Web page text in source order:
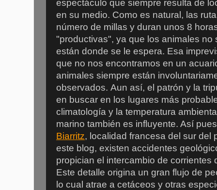
espectáculo que siempre resulta de
en su medio. Como es natural, las
número de millas y duran unos 8
"productivas", ya que los animales no
están donde se le espera. Esa
que no nos encontramos en un
animales siempre están
observados. Aun así, el patrón y la
en buscar en los lugares más
climatología y la temperatura
marino también es influyente. Así
Biarritz, localidad francesa del sur del
este blog, existen accidentes
propician el intercambio de corrientes
Este detalle origina un gran flujo de
lo cual atrae a cetáceos y otras